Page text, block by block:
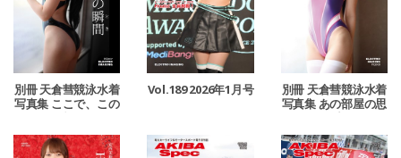
別冊 天倉彗競泳水着
写真集 ここで、この
瞬間
Vol.189 2026年1月号
別冊 天倉彗競泳水着
写真集 あの部屋の思
い出